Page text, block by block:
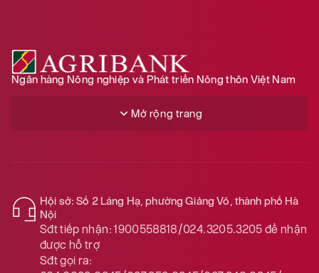
Ngân hàng Nông nghiệp và Phát triển Nông thôn Việt Nam
Mở rộng trang
Hội sở: Số 2 Láng Hạ, phường Giảng Võ, thành phố Hà
Nội
Sđt tiếp nhận: 1900558818/024.3205.3205để nhận
được hỗ trợ
Sđt gọi ra: